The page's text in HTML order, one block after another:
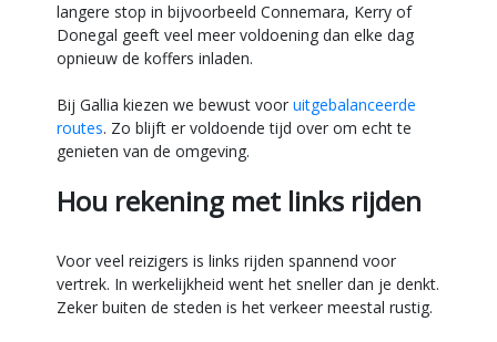
langere stop in bijvoorbeeld Connemara, Kerry of
Donegal geeft veel meer voldoening dan elke dag
opnieuw de koffers inladen.
Bij Gallia kiezen we bewust voor uitgebalanceerde
routes. Zo blijft er voldoende tijd over om echt te
genieten van de omgeving.
Hou rekening met links rijden
Voor veel reizigers is links rijden spannend voor
vertrek. In werkelijkheid went het sneller dan je denkt.
Zeker buiten de steden is het verkeer meestal rustig.